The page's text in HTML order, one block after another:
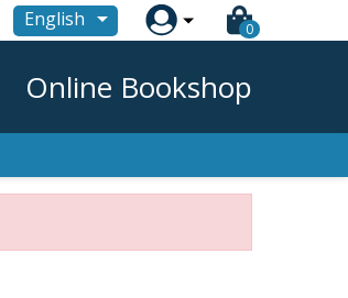
English  0
Online Bookshop